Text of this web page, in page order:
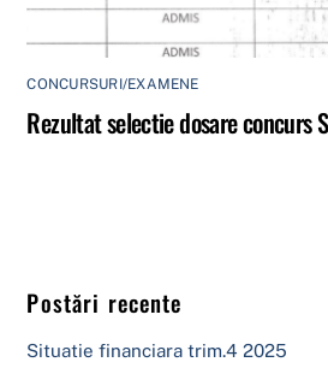
CONCURSURI/EXAMENE
Rezultat selectie dosare concurs
Postări recente
Situatie financiara trim.4 2025